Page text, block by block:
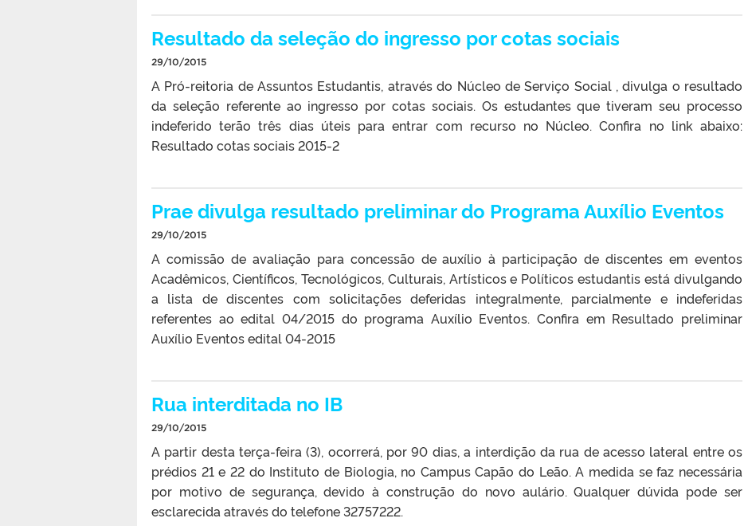
Resultado da seleção do ingresso por cotas sociais
29/10/2015
A Pró-reitoria de Assuntos Estudantis, através do Núcleo de Serviço Social , divulga o resultado
da seleção referente ao ingresso por cotas sociais. Os estudantes que tiveram seu processo
indeferido terão três dias úteis para entrar com recurso no Núcleo. Confira no link abaixo:
Resultado cotas sociais 2015-2
Prae divulga resultado preliminar do Programa Auxílio Eventos
29/10/2015
A comissão de avaliação para concessão de auxílio à participação de discentes em eventos
Acadêmicos, Científicos, Tecnológicos, Culturais, Artísticos e Políticos estudantis está divulgando
a lista de discentes com solicitações deferidas integralmente, parcialmente e indeferidas
referentes ao edital 04/2015 do programa Auxílio Eventos. Confira em Resultado preliminar
Auxílio Eventos edital 04-2015
Rua interditada no IB
29/10/2015
A partir desta terça-feira (3), ocorrerá, por 90 dias, a interdição da rua de acesso lateral entre os
prédios 21 e 22 do Instituto de Biologia, no Campus Capão do Leão. A medida se faz necessária
por motivo de segurança, devido à construção do novo aulário. Qualquer dúvida pode ser
esclarecida através do telefone 32757222.